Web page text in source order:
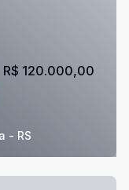
- RS
R$ 120.000,00